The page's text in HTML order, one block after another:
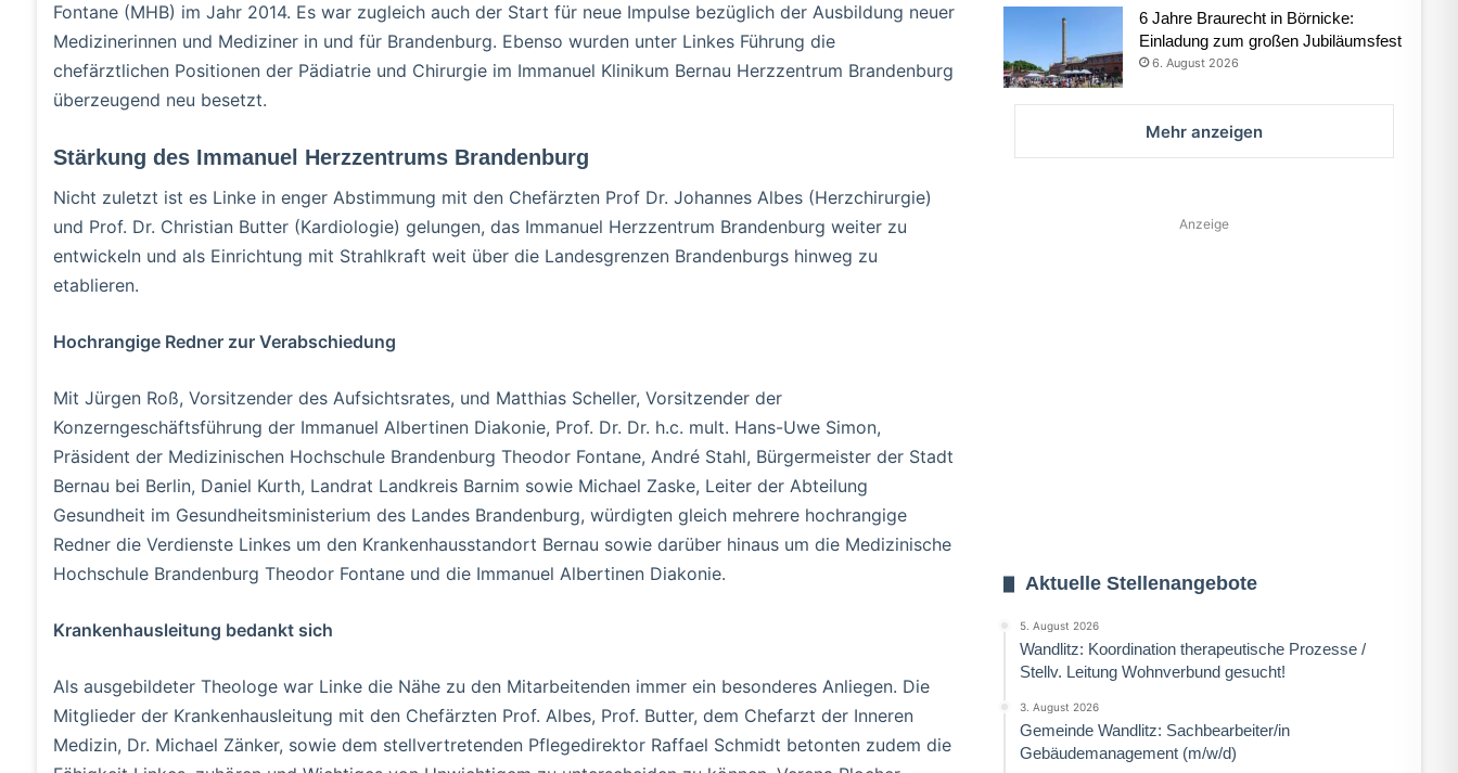
Fontane (MHB) im Jahr 2014. Es war zugleich auch der Start für neue Impulse bezüglich der Ausbildung neuer
Medizinerinnen und Mediziner in und für Brandenburg. Ebenso wurden unter Linkes Führung die
chefärztlichen Positionen der Pädiatrie und Chirurgie im Immanuel Klinikum Bernau Herzzentrum Brandenburg
überzeugend neu besetzt.
Stärkung des Immanuel Herzzentrums Brandenburg
Nicht zuletzt ist es Linke in enger Abstimmung mit den Chefärzten Prof Dr. Johannes Albes (Herzchirurgie)
und Prof. Dr. Christian Butter (Kardiologie) gelungen, das Immanuel Herzzentrum Brandenburg weiter zu
entwickeln und als Einrichtung mit Strahlkraft weit über die Landesgrenzen Brandenburgs hinweg zu
etablieren.
Hochrangige Redner zur Verabschiedung
Mit Jürgen Roß, Vorsitzender des Aufsichtsrates, und Matthias Scheller, Vorsitzender der
Konzerngeschäftsführung der Immanuel Albertinen Diakonie, Prof. Dr. Dr. h.c. mult. Hans-Uwe Simon,
Präsident der Medizinischen Hochschule Brandenburg Theodor Fontane, André Stahl, Bürgermeister der Stadt
Bernau bei Berlin, Daniel Kurth, Landrat Landkreis Barnim sowie Michael Zaske, Leiter der Abteilung
Gesundheit im Gesundheitsministerium des Landes Brandenburg, würdigten gleich mehrere hochrangige
Redner die Verdienste Linkes um den Krankenhausstandort Bernau sowie darüber hinaus um die Medizinische
Hochschule Brandenburg Theodor Fontane und die Immanuel Albertinen Diakonie.
Krankenhausleitung bedankt sich
Als ausgebildeter Theologe war Linke die Nähe zu den Mitarbeitenden immer ein besonderes Anliegen. Die
Mitglieder der Krankenhausleitung mit den Chefärzten Prof. Albes, Prof. Butter, dem Chefarzt der Inneren
Medizin, Dr. Michael Zänker, sowie dem stellvertretenden Pflegedirektor Raffael Schmidt betonten zudem die
6 Jahre Braurecht in Börnicke:
Einladung zum großen Jubiläumsfest
6. August 2026
Mehr anzeigen
Anzeige
Aktuelle Stellenangebote
5. August 2026
Wandlitz: Koordination therapeutische Prozesse /
Stellv. Leitung Wohnverbund gesucht!
3. August 2026
Gemeinde Wandlitz: Sachbearbeiter/in
Gebäudemanagement (m/w/d)